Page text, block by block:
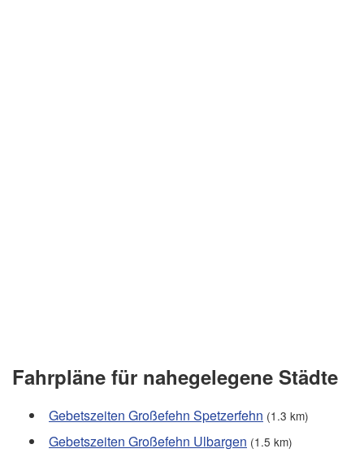
Fahrpläne für nahegelegene Städte
Gebetszeiten Großefehn Spetzerfehn (1.3 km)
Gebetszeiten Großefehn Ulbargen (1.5 km)